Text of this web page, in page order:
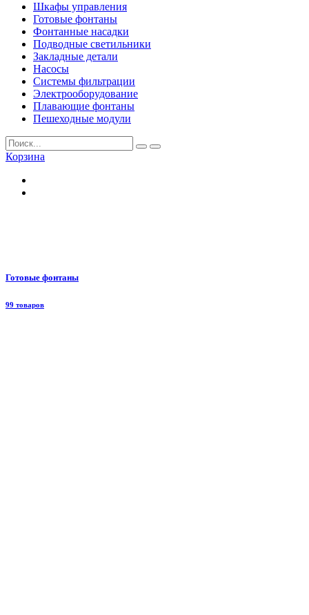
Шкафы управления
Готовые фонтаны
Фонтанные насадки
Подводные светильники
Закладные детали
Насосы
Системы фильтрации
Электрооборудование
Плавающие фонтаны
Пешеходные модули
Корзина
Готовые фонтаны
99 товаров